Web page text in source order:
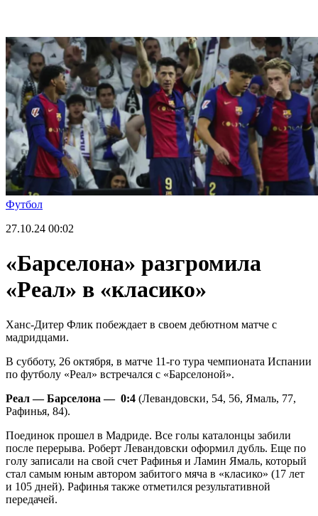
Футбол
27.10.24 00:02
«Барселона» разгромила
«Реал» в «класико»
Ханс-Дитер Флик побеждает в своем дебютном матче с
мадридцами.
В субботу, 26 октября, в матче 11-го тура чемпионата Испании
по футболу «Реал» встречался с «Барселоной».
Реал — Барселона — 0:4 (Левандовски, 54, 56, Ямаль, 77,
Рафинья, 84).
Поединок прошел в Мадриде. Все голы каталонцы забили
после перерыва. Роберт Левандовски оформил дубль. Еще по
голу записали на свой счет Рафинья и Ламин Ямаль, который
стал самым юным автором забитого мяча в «класико» (17 лет
и 105 дней). Рафинья также отметился результативной
передачей.